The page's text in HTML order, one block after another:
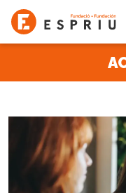
Pasar al contenido